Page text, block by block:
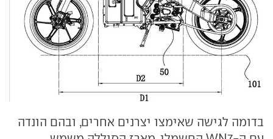
בדומה לגישה שאימצו יצרנים אחרים, ובהם הונדה